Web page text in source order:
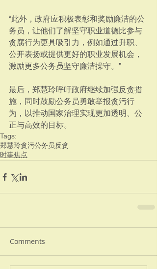
“此外，政府应积极表彰和奖励廉洁的公
务员，让他们了解坚守职业道德比参与
贪腐行为更具吸引力，例如通过升职、
公开表扬或提供更好的职业发展机会，
激励更多公务员坚守廉洁操守。”
最后，郑慧玲呼吁政府继续加强反贪措
施，同时鼓励公务员勇敢举报贪污行
为，以推动国家治理实现更加透明、公
正与高效的目标。
Tags:
郑慧玲贪污公务员反贪
时事焦点
Comments